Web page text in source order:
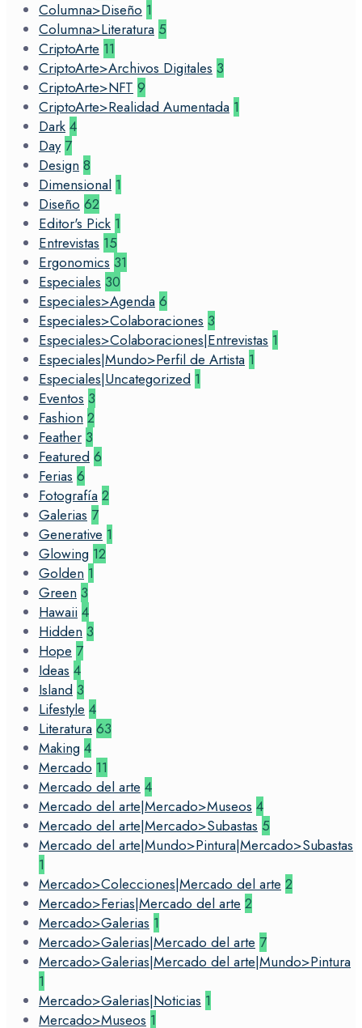
Columna>Diseño 1
Columna>Literatura 5
CriptoArte 11
CriptoArte>Archivos Digitales 3
CriptoArte>NFT 9
CriptoArte>Realidad Aumentada 1
Dark 4
Day 7
Design 8
Dimensional 1
Diseño 62
Editor's Pick 1
Entrevistas 15
Ergonomics 31
Especiales 30
Especiales>Agenda 6
Especiales>Colaboraciones 3
Especiales>Colaboraciones|Entrevistas 1
Especiales|Mundo>Perfil de Artista 1
Especiales|Uncategorized 1
Eventos 3
Fashion 2
Feather 3
Featured 6
Ferias 6
Fotografía 2
Galerias 7
Generative 1
Glowing 12
Golden 1
Green 3
Hawaii 4
Hidden 3
Hope 7
Ideas 4
Island 3
Lifestyle 4
Literatura 63
Making 4
Mercado 11
Mercado del arte 4
Mercado del arte|Mercado>Museos 4
Mercado del arte|Mercado>Subastas 5
Mercado del arte|Mundo>Pintura|Mercado>Subastas
1
Mercado>Colecciones|Mercado del arte 2
Mercado>Ferias|Mercado del arte 2
Mercado>Galerias 1
Mercado>Galerias|Mercado del arte 7
Mercado>Galerias|Mercado del arte|Mundo>Pintura
1
Mercado>Galerias|Noticias 1
Mercado>Museos 1